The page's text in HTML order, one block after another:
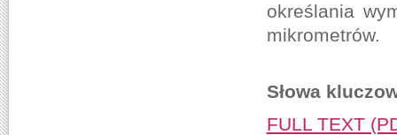
określania
mikrometrów.
Słowa
FULL TEXT